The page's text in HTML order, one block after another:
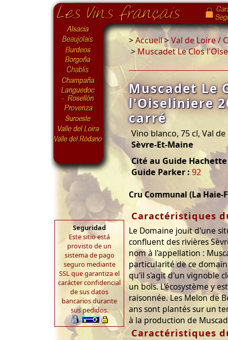
Seguridad
Este sitio está
provisto de un
sistema de pago
seguro mediante
SSL que garantiza el
carácter confidencial
de sus datos
bancarios durante
sus pedidos.
>Accueil>Val de Loire /
> Muscadet Le Clos
Muscadet Le
l'Oiseliniere
carré
Vino blanco, 75 cl, Val
Sèvre-Et-Maine
Cité au Guide Hachette
Guide Parker : 92
Cru Communal (La Haie-
Caractéristiques
Le Domaine jouit d'une
confluent des rivières
nom à l'appellation :
particularité de ce
qu'il s'agit d'un vignoble
un bois. L'écosystème y
raisonnée. Les Melon de
ans sont plantés sur un
à la production de
Caractéristiques